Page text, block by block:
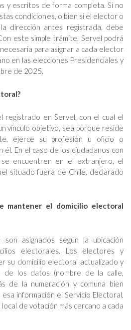
y escritos de forma completa. Si no
condiciones, o bien si el elector o
dirección antes registrada, debe
este simple trámite, Servel podrá
para asignar a cada elector
en las elecciones Presidenciales y
de 2025.
registrado en Servel, con el cual el
vínculo objetivo, sea porque reside
ejerce su profesión u oficio o
En el caso de los ciudadanos con
encuentren en el extranjero, el
situado fuera de Chile, declarado
mantener el domicilio electoral
asignados según la ubicación
electorales. Los electores y
su domicilio electoral actualizado y
de los datos (nombre de la calle,
de la numeración y comuna bien
información el Servicio Electoral,
de votación más cercano a cada